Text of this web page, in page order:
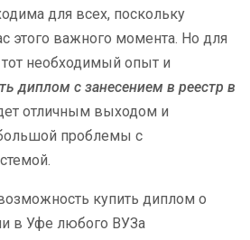
для всех, поскольку
этого важного момента. Но для
тот необходимый опыт и
диплом с занесением в реестр в
отличным выходом и
проблемы с
купить диплом о
в Уфе любого ВУЗа